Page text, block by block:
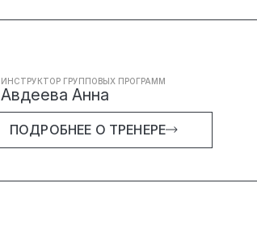
ИНСТРУКТОР ГРУППОВЫХ ПРОГРАММ
Авдеева Анна
ПОДРОБНЕЕ О ТРЕНЕРЕ